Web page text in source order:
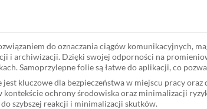
do oznaczania ciągów komunikacyjnych,
i archiwizacji. Dzięki swojej odporności na
Samoprzylepne folie są łatwe do aplikacji, co
kluczowe dla bezpieczeństwa w miejscu pracy
ochrony środowiska oraz minimalizacji
szybszej reakcji i minimalizacji skutków.